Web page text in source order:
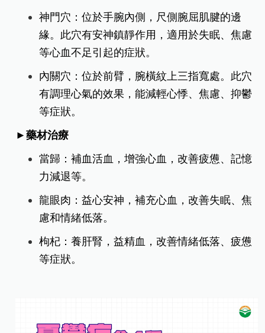
神門穴：位於手腕內側，尺側腕屈肌腱的邊
緣。此穴有安神鎮靜作用，適用於失眠、焦慮
等心血不足引起的症狀。
內關穴：位於前臂，腕橫紋上三指寬處。此穴
有調理心氣的效果，能減輕心悸、焦慮、抑鬱
等症狀。
►藥材治療
當歸：補血活血，增強心血，改善疲憊、記憶
力減退等。
龍眼肉：益心安神，補充心血，改善失眠、焦
慮和情緒低落。
枸杞：養肝腎，益精血，改善情緒低落、疲憊
等症狀。